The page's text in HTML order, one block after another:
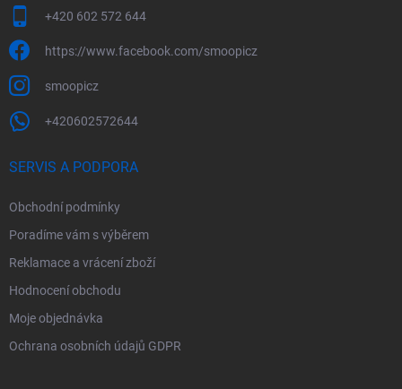
+420 602 572 644
https://www.facebook.com/smoopicz
smoopicz
+420602572644
SERVIS A PODPORA
Obchodní podmínky
Poradíme vám s výběrem
Reklamace a vrácení zboží
Hodnocení obchodu
Moje objednávka
Ochrana osobních údajů GDPR